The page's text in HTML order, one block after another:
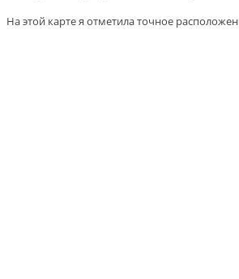
На этой карте я отметила точное